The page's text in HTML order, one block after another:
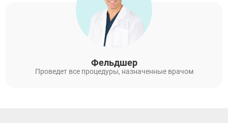
Фельдшер
Проведет все процедуры, назначенные врачом